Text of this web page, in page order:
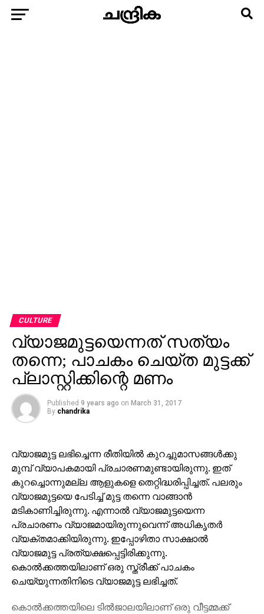
CULTURE
വ്യാജമുട്ടയെന്നത് സത്യം
തന്നെ; പാചകം ചെയ്ത മുട്ടക്ക്
പ്ലാസ്റ്റിക്കിന്റെ മണം
Published 9 years ago on March 31, 2017
By chandrika
വ്യാജമുട്ട ലഭിച്ചെന്ന രീതിയില്‍ കുറച്ചുമാസങ്ങള്‍ക്കു
മുമ്പ് വ്യാപകമായി പ്രചാരണമുണ്ടായിരുന്നു. ഇത്
കുറച്ചൊന്നുമല്ല ആളുകളെ തെറ്റിദ്ധരിപ്പിച്ചത്. പലരും
വ്യാജമുട്ടയെ പേടിച്ച് മുട്ട തന്നെ വാങ്ങാന്‍
മടികാണിച്ചിരുന്നു. എന്നാല്‍ വ്യാജമുട്ടയെന്ന
പ്രചാരണം വ്യാജമായിരുന്നുവെന്ന് അധികൃതര്‍
വ്യക്തമാക്കിയിരുന്നു. ഇപ്പോഴിതാ സാക്ഷാല്‍
വ്യാജമുട്ട പ്രത്യക്ഷപ്പെട്ടിരിക്കുന്നു.
കൊല്‍ക്കത്തയിലാണ് ഒരു സ്ത്രീക്ക് പാചകം
ചെയ്യുന്നതിനിടെ വ്യാജമുട്ട ലഭിച്ചത്.
കൊല്‍ക്കത്തയിലെ ടില്‍ജാലയിലാണ് ഒരു വീട്ടമ്മക്ക്